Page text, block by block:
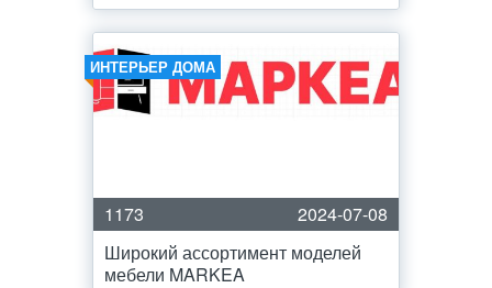
ИНТЕРЬЕР ДОМА
1173
2024-07-08
Широкий ассортимент моделей
мебели MARKEA